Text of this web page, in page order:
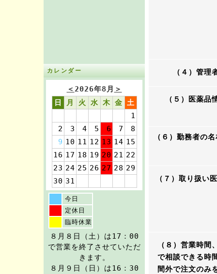
カレンダー
＜ 2026年8月 ＞
日
月 火 水 木 金 土
1
2
3 4 5 6 7
8
9 10 11 12 13 14 15
16 17 18 19 20 21 22
23 24 25 26 27 28 29
30 31
今日
定休日
臨時休業
８月８日（土）は17：00
で営業を終了させていただ
きます。
８月９日（日）は16：30
（４）管理
（５）医薬品
（６）勤務者の
（７）取り扱い
（８）営業時間
で相談できる時
間外で注文のみ